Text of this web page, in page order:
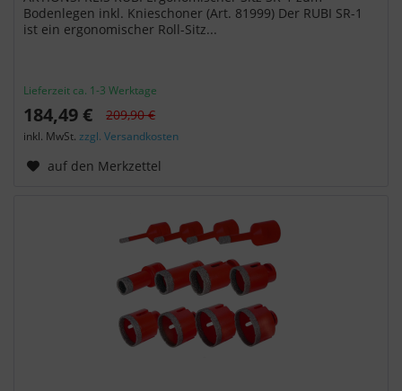
Bodenlegen inkl. Knieschoner (Art. 81999) Der RUBI SR-1
ist ein ergonomischer Roll-Sitz...
Lieferzeit ca. 1-3 Werktage
184,49 € 209,90 €
inkl. MwSt.zzgl. Versandkosten
auf den Merkzettel